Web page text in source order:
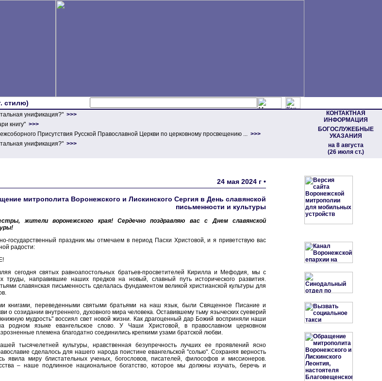
стилю)
унификация?" >>>
КОНТАКТНАЯ
ИНФОРМАЦИЯ
БОГОСЛУЖЕБНЫЕ
УКАЗАНИЯ
на 8 августа
(26 июля ст.)
книгу" >>>
Присутствия Русской Православной Церкви по церковному просвещению ... >>>
унификация?" >>>
24 мая 2024 г •
митрополита Воронежского и Лискинского Сергия в День славянской
письменности и культуры
жители воронежского края! Сердечно поздравляю вас с Днем славянской
государственный праздник мы отмечаем в период Пасхи Христовой, и я приветствую вас
радости:
сегодня святых равноапостольных братьев-просветителей Кирилла и Мефодия, мы с
труды, направившие наших предков на новый, славный путь исторического развития.
славянская письменность сделалась фундаментом великой христианской культуры для
книгами, переведенными святыми братьями на наш язык, были Священное Писание и
о созидании внутреннего, духовного мира человека. Оставившему тьму языческих суеверий
мудрость" воссиял свет новой жизни. Как драгоценный дар Божий восприняли наши
родном языке евангельское слово. У Чаши Христовой, в православном церковном
племена благодатно соединились крепкими узами братской любви.
тысячелетней культуры, нравственная безупречность лучших ее проявлений ясно
сделалось для нашего народа поистине евангельской "солью". Сохраняя верность
явила миру блистательных ученых, богословов, писателей, философов и миссионеров.
– наше подлинное национальное богатство, которое мы должны изучать, беречь и